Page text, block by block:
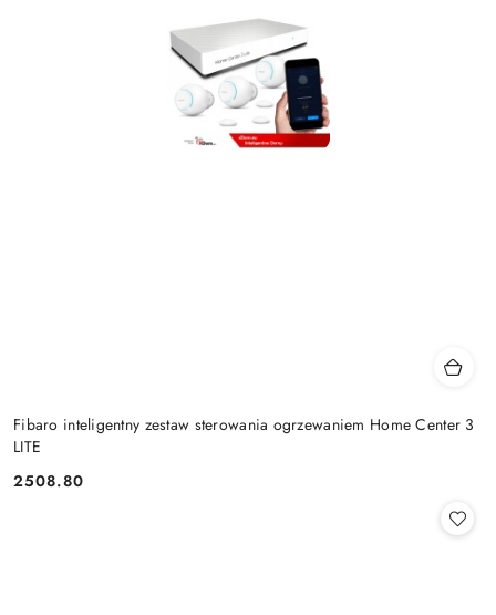
Fibaro inteligentny zestaw sterowania ogrzewaniem Home Center 3
LITE
Cena:
2508.80